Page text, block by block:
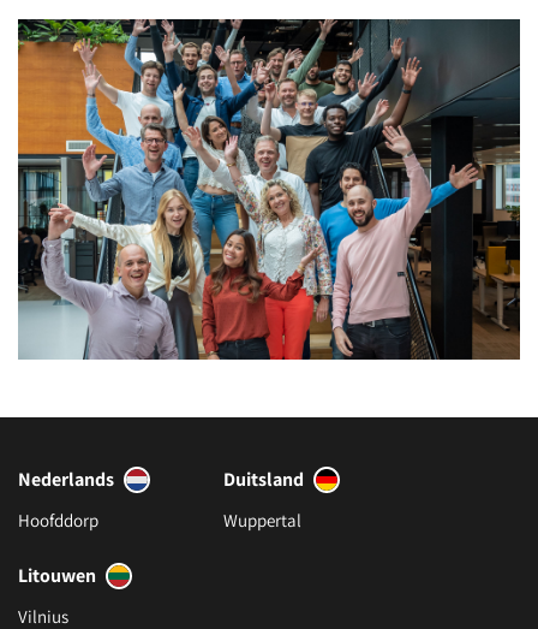
Nederlands
Hoofddorp
Duitsland
Wuppertal
Litouwen
Vilnius